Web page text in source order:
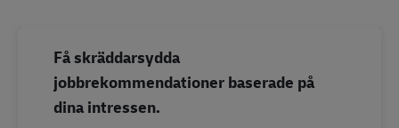
Få skräddarsydda
jobbrekommendationer baserade på
dina intressen.